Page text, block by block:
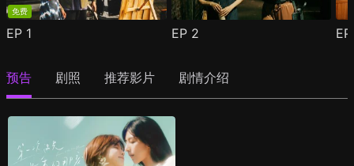
免费
EP 1 EP 2
预告 剧照 推荐影片 剧情介绍